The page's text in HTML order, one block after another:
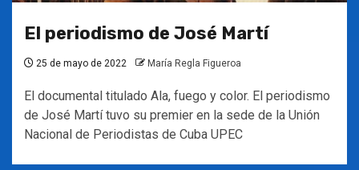
El periodismo de José Martí
25 de mayo de 2022 María Regla Figueroa
El documental titulado Ala, fuego y color. El periodismo
de José Martí tuvo su premier en la sede de la Unión
Nacional de Periodistas de Cuba UPEC